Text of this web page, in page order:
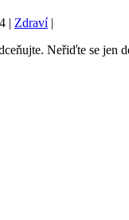
| Zdraví|
Neřiďte se jen